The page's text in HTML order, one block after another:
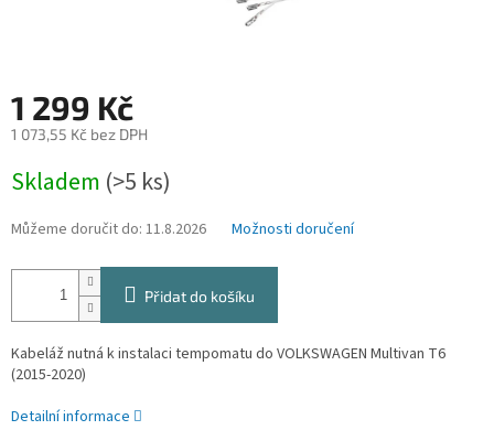
1 299 Kč
1 073,55 Kč bez DPH
cena:
Skladem (>5 ks)
Můžeme doručit do: 11.8.2026 Možnosti doručení
Přidat do košíku
Kabeláž nutná k instalaci tempomatu do VOLKSWAGEN Multivan T6
(2015-2020)
Detailní informace